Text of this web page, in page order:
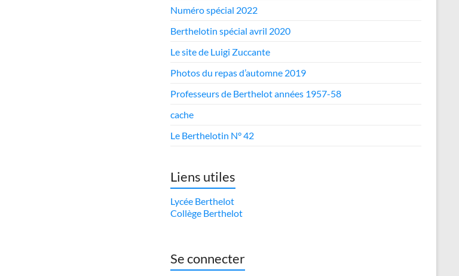
Numéro spécial 2022
Berthelotin spécial avril 2020
Le site de Luigi Zuccante
Photos du repas d’automne 2019
Professeurs de Berthelot années 1957-58
cache
Le Berthelotin N° 42
Liens utiles
Lycée Berthelot
Collège Berthelot
Se connecter